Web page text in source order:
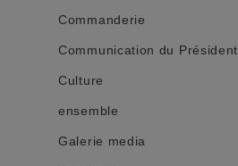
Commanderie
Communication du Président
Culture
ensemble
Galerie media